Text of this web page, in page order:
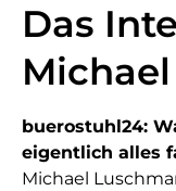
Das
buerostuhl24:
eigentlich alles
Michael